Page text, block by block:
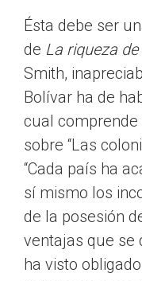
Ésta debe ser
de La riqueza
Smith,
Bolívar ha de
cual comprende
sobre “Las
“Cada país ha
sí mismo los
de la posesión
ventajas que se
ha visto